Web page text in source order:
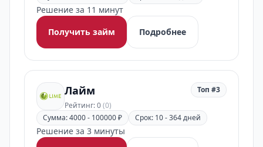
Решение за 11 минут
Получить займ
Подробнее
Лайм
Рейтинг: 0(0)
Топ #3
Сумма: 4000 - 100000 ₽ Срок: 10 - 364 дней
Решение за 3 минуты